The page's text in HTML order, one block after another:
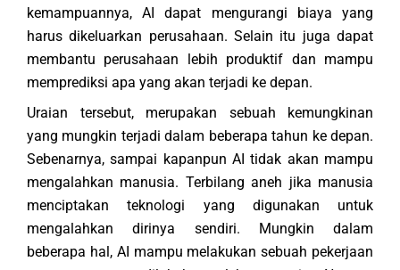
kemampuannya, AI dapat mengurangi biaya yang
harus dikeluarkan perusahaan. Selain itu juga dapat
membantu perusahaan lebih produktif dan mampu
memprediksi apa yang akan terjadi ke depan.
Uraian tersebut, merupakan sebuah kemungkinan
yang mungkin terjadi dalam beberapa tahun ke depan.
Sebenarnya, sampai kapanpun AI tidak akan mampu
mengalahkan manusia. Terbilang aneh jika manusia
menciptakan teknologi yang digunakan untuk
mengalahkan dirinya sendiri. Mungkin dalam
beberapa hal, AI mampu melakukan sebuah pekerjaan